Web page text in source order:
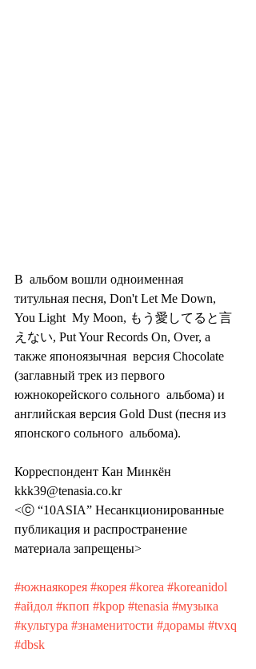
В  альбом вошли одноименная
титульная песня, Don't Let Me Down,
You Light  My Moon, もう愛してると言
えない, Put Your Records On, Over, а
также японоязычная  версия Chocolate
(заглавный трек из первого
южнокорейского сольного  альбома) и
английская версия Gold Dust (песня из
японского сольного  альбома).
Корреспондент Кан Минкён
kkk39@tenasia.co.kr
<ⓒ “10ASIA” Несанкционированные
публикация и распространение
материала запрещены>
#южнаякорея #корея #korea #koreanidol
#айдол #кпоп #kpop #tenasia #музыка
#культура #знаменитости #дорамы #tvxq
#dbsk